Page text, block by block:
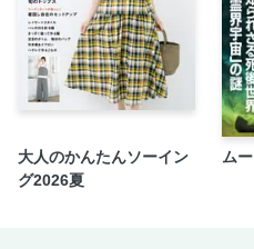
嵯峨野から嵐山めぐり 化野
光寺、鹿王院
宇治名刹めぐり 萬福寺、三
【プチ鉄道巡礼①】地下鉄
慶寺、青蓮院門跡、隨心院
【プチ鉄道巡礼②】嵐電沿
心寺、東林院、壬生寺、天龍寺
大人のかんたんソーイン
グ2026夏
ム